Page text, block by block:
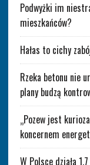
Podwyżki im
mieszkańców?
Hałas to cichy
Rzeka betonu nie
plany budzą
„Pozew jest
koncernem
W Polsce działa